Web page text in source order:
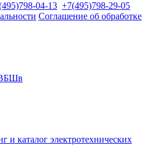
04-13 +7(495)798-29-05
Соглашение об обработке